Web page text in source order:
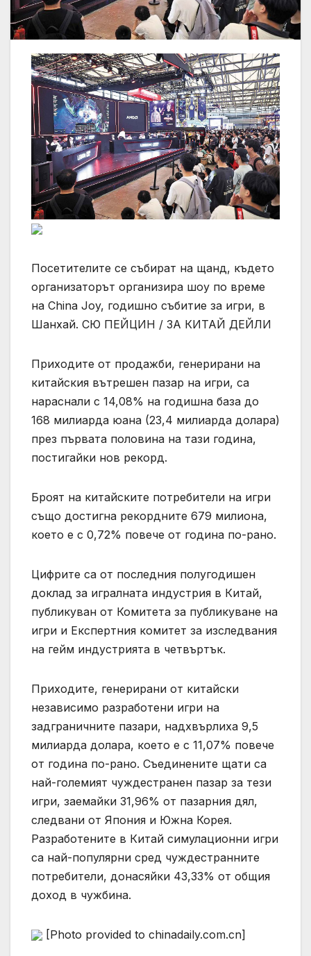
Посетителите се събират на щанд, където
организаторът организира шоу по време
на China Joy, годишно събитие за игри, в
Шанхай. СЮ ПЕЙЦИН / ЗА КИТАЙ ДЕЙЛИ
Приходите от продажби, генерирани на
китайския вътрешен пазар на игри, са
нараснали с 14,08% на годишна база до
168 милиарда юана (23,4 милиарда долара)
през първата половина на тази година,
постигайки нов рекорд.
Броят на китайските потребители на игри
също достигна рекордните 679 милиона,
което е с 0,72% повече от година по-рано.
Цифрите са от последния полугодишен
доклад за игралната индустрия в Китай,
публикуван от Комитета за публикуване на
игри и Експертния комитет за изследвания
на гейм индустрията в четвъртък.
Приходите, генерирани от китайски
независимо разработени игри на
задграничните пазари, надхвърлиха 9,5
милиарда долара, което е с 11,07% повече
от година по-рано. Съединените щати са
най-големият чуждестранен пазар за тези
игри, заемайки 31,96% от пазарния дял,
следвани от Япония и Южна Корея.
Разработените в Китай симулационни игри
са най-популярни сред чуждестранните
потребители, донасяйки 43,33% от общия
доход в чужбина.
[Photo provided to chinadaily.com.cn]